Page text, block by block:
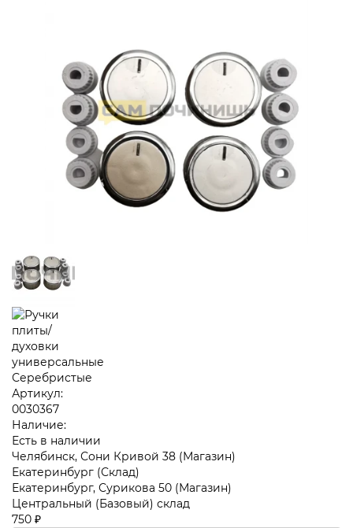
Артикул:
0030367
Наличие:
Есть в наличии
Челябинск, Сони Кривой 38 (Магазин)
Екатеринбург (Склад)
Екатеринбург, Сурикова 50 (Магазин)
Центральный (Базовый) склад
750 ₽